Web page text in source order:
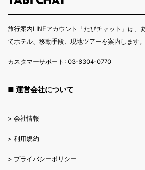
旅行案内LINEアカウント「たびチャット」は、
てホテル、移動手段、現地ツアーを案内します。
カスタマーサポート: 03-6304-0770
■ 運営会社について
> 会社情報
> 利用規約
> プライバシーポリシー